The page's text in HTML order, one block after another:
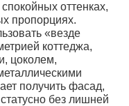
оттенках,
пропорциях.
«везде
коттеджа,
цоколем,
получить фасад,
без лишней